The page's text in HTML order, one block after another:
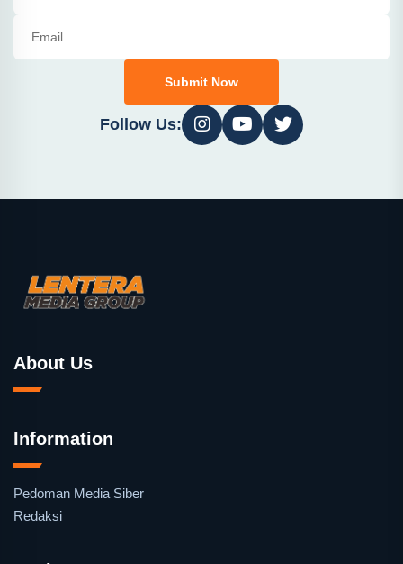
Submit Now
Follow Us:
About Us
Information
Pedoman Media Siber
Redaksi